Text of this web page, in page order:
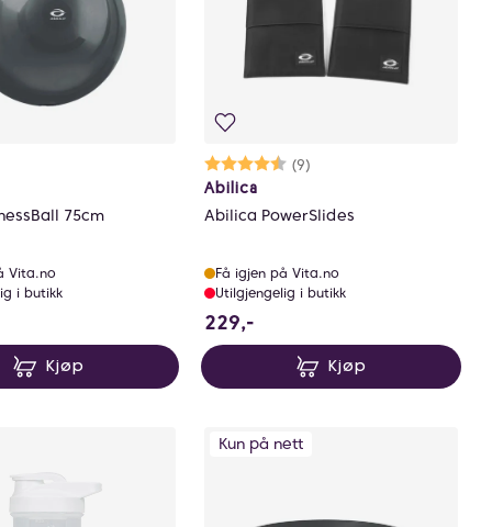
75cm
Vita.no
i butikk
Kjøp
Karakter:
(9)
4.3 av 5 mulige
Abilica
Abilica PowerSlides
Få igjen på Vita.no
Utilgjengelig i butikk
229,-229 NOK
Kjøp
Kun på nett